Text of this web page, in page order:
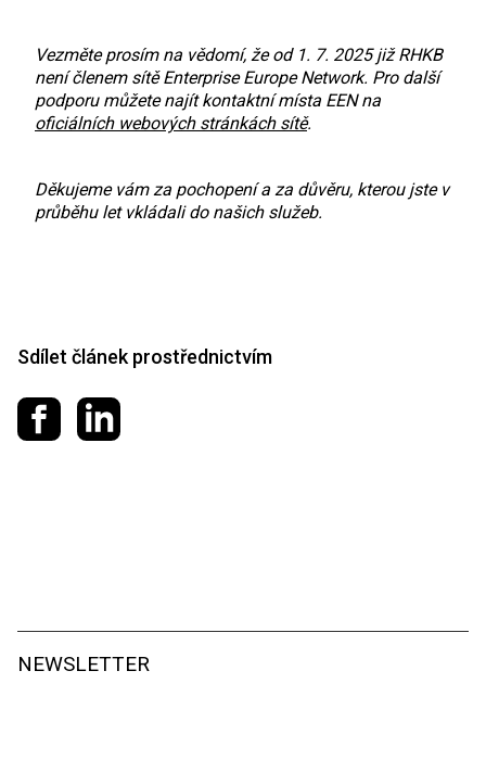
Vezměte prosím na vědomí, že od 1. 7. 2025 již RHKB
není členem sítě Enterprise Europe Network. Pro další
podporu můžete najít kontaktní místa EEN na
oficiálních webových stránkách sítě.
Děkujeme vám za pochopení a za důvěru, kterou jste v
průběhu let vkládali do našich služeb.
Sdílet článek prostřednictvím
Sdílet na Facebooku
Sdílet na LinkedIn
NEWSLETTER